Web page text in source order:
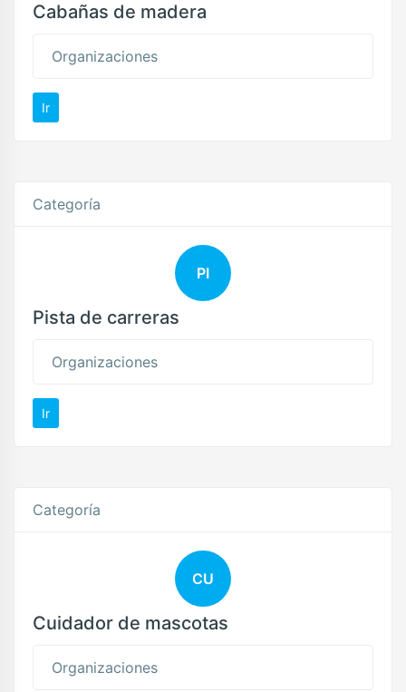
Cabañas de madera
Organizaciones
Ir
Categoría
PI
Pista de carreras
Organizaciones
Ir
Categoría
CU
Cuidador de mascotas
Organizaciones